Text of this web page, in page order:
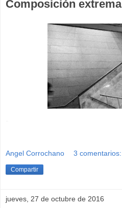
Composición extrema
Angel Corrochano 3 comentarios:
Compartir
jueves, 27 de octubre de 2016